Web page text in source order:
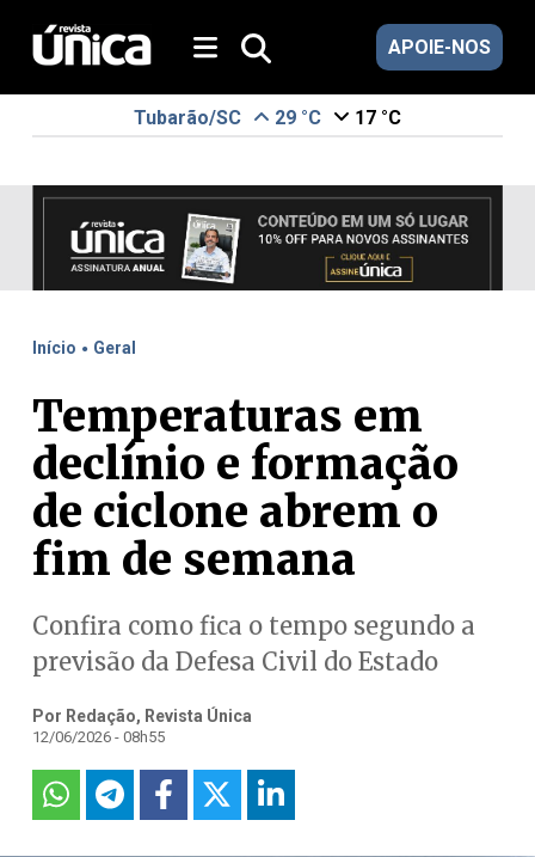
APOIE-NOS
Tubarão/SC 29 °C 17 °C
Início . Geral
Temperaturas em
declínio e formação
de ciclone abrem o
fim de semana
Confira como fica o tempo segundo a
previsão da Defesa Civil do Estado
Por Redação, Revista Única
12/06/2026 - 08h55